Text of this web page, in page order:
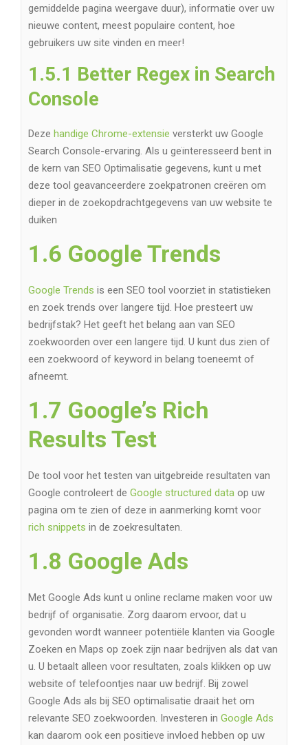
gemiddelde pagina weergave duur), informatie over uw
nieuwe content, meest populaire content, hoe
gebruikers uw site vinden en meer!
1.5.1 Better Regex in Search
Console
Deze handige Chrome-extensie versterkt uw Google
Search Console-ervaring. Als u geïnteresseerd bent in
de kern van SEO Optimalisatie gegevens, kunt u met
deze tool geavanceerdere zoekpatronen creëren om
dieper in de zoekopdrachtgegevens van uw website te
duiken
1.6 Google Trends
Google Trends is een SEO tool voorziet in statistieken
en zoek trends over langere tijd. Hoe presteert uw
bedrijfstak? Het geeft het belang aan van SEO
zoekwoorden over een langere tijd. U kunt dus zien of
een zoekwoord of keyword in belang toeneemt of
afneemt.
1.7 Google’s Rich
Results Test
De tool voor het testen van uitgebreide resultaten van
Google controleert de Google structured data op uw
pagina om te zien of deze in aanmerking komt voor
rich snippets in de zoekresultaten.
1.8 Google Ads
Met Google Ads kunt u online reclame maken voor uw
bedrijf of organisatie. Zorg daarom ervoor, dat u
gevonden wordt wanneer potentiële klanten via Google
Zoeken en Maps op zoek zijn naar bedrijven als dat van
u. U betaalt alleen voor resultaten, zoals klikken op uw
website of telefoontjes naar uw bedrijf. Bij zowel
Google Ads als bij SEO optimalisatie draait het om
relevante SEO zoekwoorden. Investeren in Google Ads
kan daarom ook een positieve invloed hebben op uw